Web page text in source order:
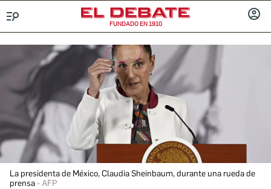
FUNDADO EN 1910
La presidenta de México, Claudia Sheinbaum, durante una rueda de
prensa
AFP